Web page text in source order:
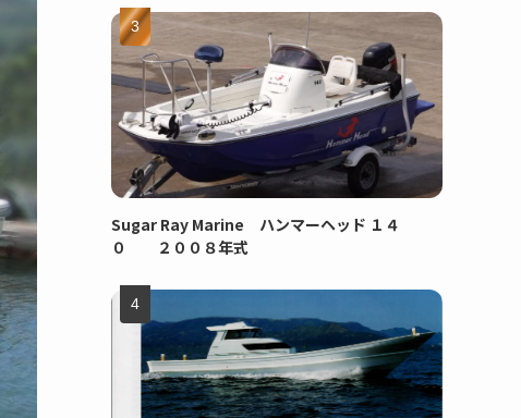
Sugar Ray Marine ハンマーヘッド １４
０ ２００８年式